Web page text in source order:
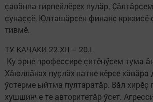
çавăнпа тирпейлӗрех пулăр.
сунаççӗ. Юлташăрсен финанс кризисӗ
тивмӗ.
ТУ КАЧАКИ 22.XII – 20.I
Ку эрне профессире çитӗнӳсем тума
Хăюллăнах пуçлăх патне кӗрсе
ӳстерме ыйтма пултаратăр. Вăл хирӗç
хушшинче те авторитетăр ӳсет.